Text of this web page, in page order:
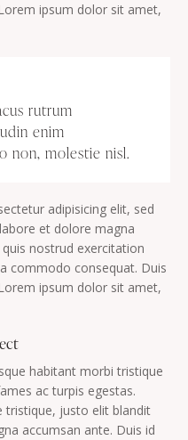
ipsum dolor sit amet,
rutrum
enim
non, molestie nisl.
adipisicing elit, sed
et dolore magna
nostrud exercitation
commodo consequat. Duis
ipsum dolor sit amet,
habitant morbi tristique
ac turpis egestas.
tristique, justo elit blandit
accumsan ante. Duis id